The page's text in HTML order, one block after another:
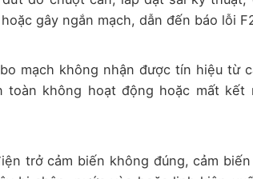
gây ngắn mạch, dẫn đến báo lỗi
mạch không nhận được tín hiệu từ
không hoạt động hoặc mất kết
trở cảm biến không đúng, cảm